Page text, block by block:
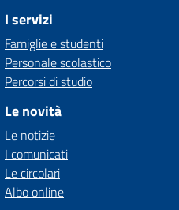
I servizi
Famiglie e studenti
Personale scolastico
Percorsi di studio
Le novità
Le notizie
I comunicati
Le circolari
Albo online